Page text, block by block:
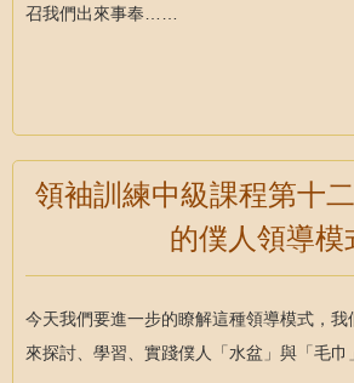
召我們出來事奉……
領袖訓練中級課程第十
的僕人領導模
今天我們要進一步的瞭解這種領導模式，
來探討、學習、實踐僕人「水盆」與「毛